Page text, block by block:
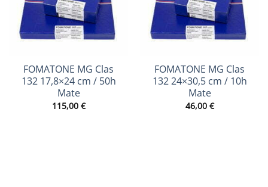
FOMATONE MG Clas
132 17,8×24 cm / 50h
Mate
115,00 €
FOMATONE MG Clas
132 24×30,5 cm / 10h
Mate
46,00 €